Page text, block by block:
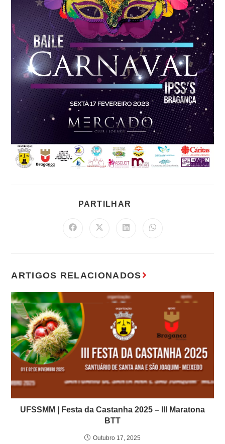
UFSSMM | Festa da Castanha 2025 – III Maratona
BTT
Outubro 17, 2025